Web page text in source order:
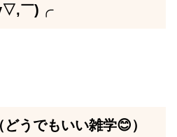
y▽,￣)╭
うでもいい雑学😊）